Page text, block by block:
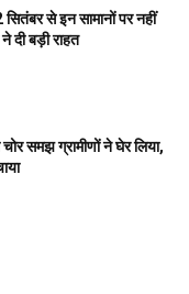
से इन सामानों पर नहीं
दी बड़ी राहत
समझ ग्रामीणों ने घेर लिया,